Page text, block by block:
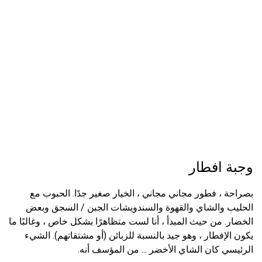
وجبة افطار
بصراحة ، فطور مجاني مجاني ، الخيار صغير جدًا. الحبوب مع
الحليب والشاي والقهوة والسندويشات الجبن / السجق وبعض
الخضار. من حيث المبدأ ، أنا لست متظاهرًا بشكل خاص ، وغالبًا ما
يكون الإفطار ، وهو جيد بالنسبة للزبائن (أو مشتقاتهم). الشيء
الرئيسي كان الشاي الأخضر ... من المؤسف أنه.